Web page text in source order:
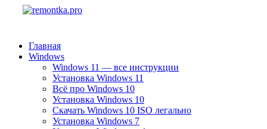
Главная
Windows
Windows 11 — все инструкции
Установка Windows 11
Всё про Windows 10
Установка Windows 10
Скачать Windows 10 ISO легально
Установка Windows 7